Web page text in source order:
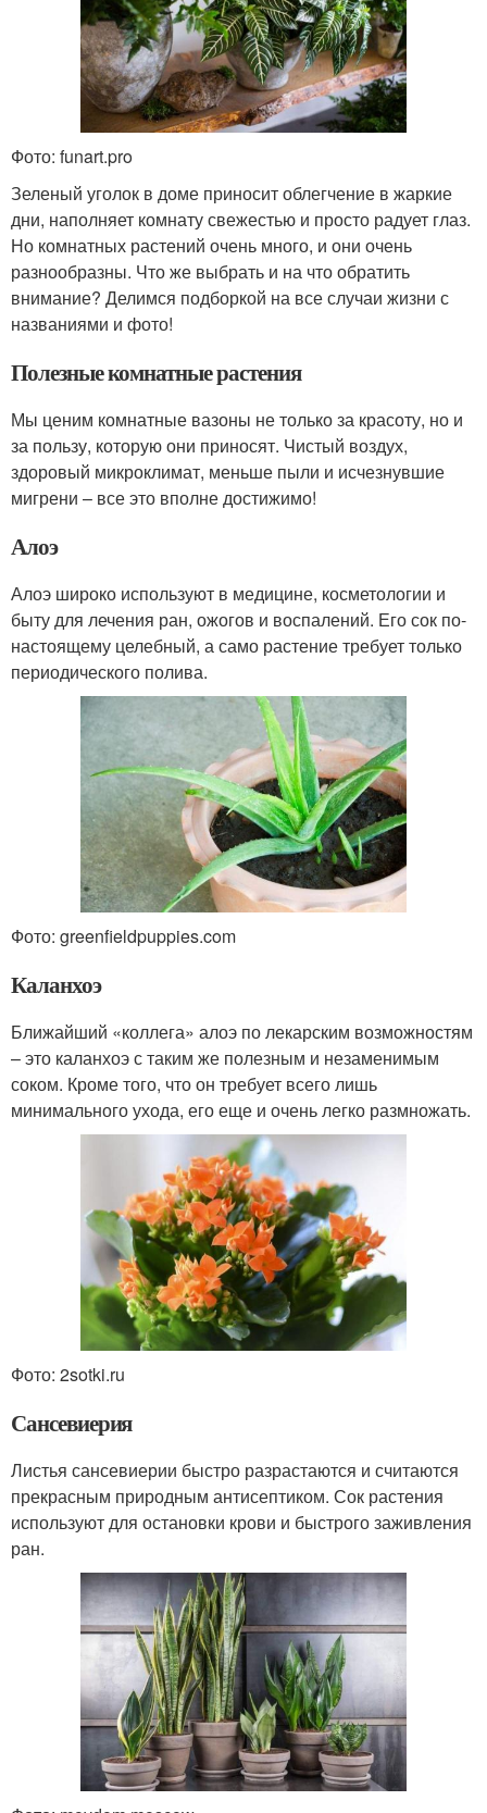
Фото: funart.pro
Зеленый уголок в доме приносит облегчение в жаркие
дни, наполняет комнату свежестью и просто радует глаз.
Но комнатных растений очень много, и они очень
разнообразны. Что же выбрать и на что обратить
внимание? Делимся подборкой на все случаи жизни с
названиями и фото!
Полезные комнатные растения
Мы ценим комнатные вазоны не только за красоту, но и
за пользу, которую они приносят. Чистый воздух,
здоровый микроклимат, меньше пыли и исчезнувшие
мигрени – все это вполне достижимо!
Алоэ
Алоэ широко используют в медицине, косметологии и
быту для лечения ран, ожогов и воспалений. Его сок по-
настоящему целебный, а само растение требует только
периодического полива.
Фото: greenfieldpuppies.com
Каланхоэ
Ближайший «коллега» алоэ по лекарским возможностям
– это каланхоэ с таким же полезным и незаменимым
соком. Кроме того, что он требует всего лишь
минимального ухода, его еще и очень легко размножать.
Фото: 2sotki.ru
Сансевиерия
Листья сансевиерии быстро разрастаются и считаются
прекрасным природным антисептиком. Сок растения
используют для остановки крови и быстрого заживления
ран.